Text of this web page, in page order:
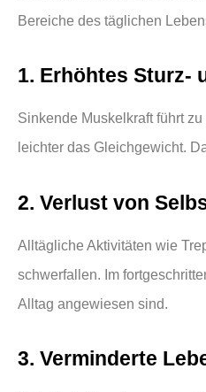
Bereiche des täglichen
1. Erhöhtes Sturz-
Sinkende Muskelkraft führt
leichter das Gleichgewicht.
2. Verlust von
Alltägliche Aktivitäten wie
schwerfallen. Im
Alltag angewiesen sind.
3. Verminderte